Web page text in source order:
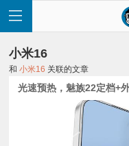
小米16
和小米16 关联的文章